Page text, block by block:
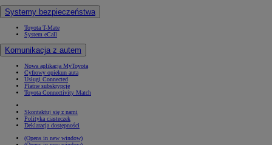
Systemy bezpieczeństwa
Toyota T-Mate
System eCall
Komunikacja z autem
Nowa aplikacja MyToyota
Cyfrowy opiekun auta
Usługi Connected
Płatne subskrypcje
Toyota Connectivity Match
Skontaktuj się z nami
Polityka ciasteczek
Deklaracja dostępności
(Opens in new window)